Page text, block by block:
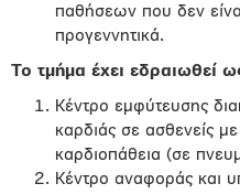
παθήσεων που δεν
προγεννητικά.
Το τμήμα έχει εδραιωθεί
Κέντρο εμφύτευσης
καρδιάς σε ασθενείς
καρδιοπάθεια (σε
Κέντρο αναφοράς και